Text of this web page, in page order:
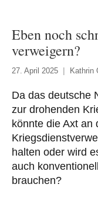
Eben noch
verweigern?
27. April 2025 Kathrin
Da das deutsche
zur drohenden
könnte die Axt an
halten oder wird
auch
brauchen?